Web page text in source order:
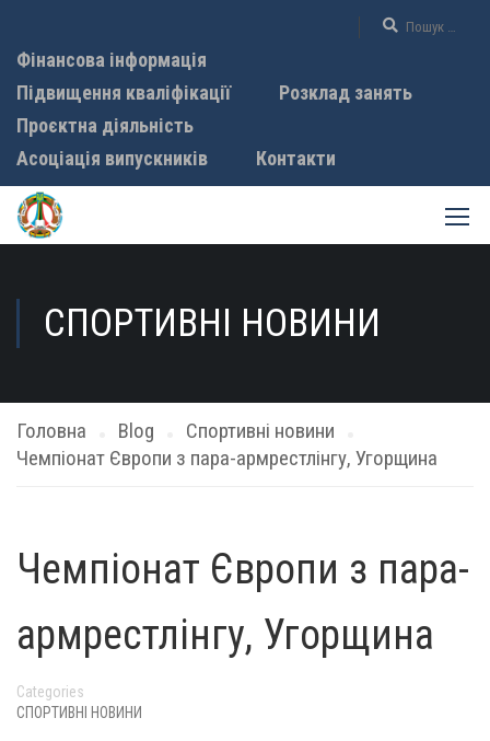
Фінансова інформація
Підвищення кваліфікації
Розклад занять
Проєктна діяльність
Асоціація випускників
Контакти
СПОРТИВНІ НОВИНИ
Головна Blog
Спортивні новини
Чемпіонат Європи з пара-армрестлінгу, Угорщина
Чемпіонат Європи з пара-
армрестлінгу, Угорщина
Categories
СПОРТИВНІ НОВИНИ